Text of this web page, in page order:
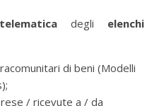
degli elenchi
di beni (Modelli
/ ricevute a / da